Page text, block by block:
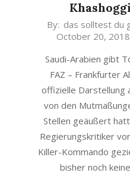
2018-
By: das solltest du
October 20, 2018
Saudi-Arabien gibt
FAZ – Frankfurter
offizielle Darstellung
von den
Stellen geäußert
Regierungskritiker
Killer-Kommando
bisher noch